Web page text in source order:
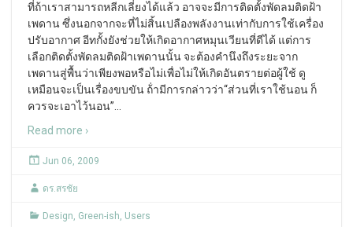
ที่ถ้าเราสามารถหลีกเลี่ยงได้แล้ว อาจจะมีการติดตั้งพัดลมติดฝ้า
เพดาน ซึ่งนอกจากจะที่ไม่สิ้นเปลืองพลังงานเท่ากับการใช้เครื่อง
ปรับอากาศ อีทกั้งยังช่วยให้เกิดอากาศหมุนเวียนที่ดีได้ แต่การ
เลือกติดตั้งพัดลมติดฝ้าเพดานนั้น จะต้องคำนึงถึงระยะจาก
เพดานสู่พื้นว่าเพียงพอหรือไม่เพื่อไม่ให้เกิดอันตรายต่อผู้ใช้ ดู
เหมือนจะเป็นเรื่องขบขัน ถ้่ามีการกล่าวว่า“ส่วนที่เราใช้นอน ก็
ควรจะเอาไว้นอน”
Read more ›
Jun 06, 2009
ดร.สรชัย
Design, Green-ish, Users